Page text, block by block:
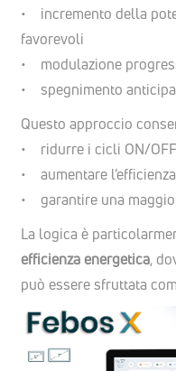
• incremento della
favorevoli
• modulazione
• spegnimento
Questo approccio
• ridurre i cicli ON/
• aumentare
• garantire una
La logica è
efficienza energetica,
può essere sfruttata